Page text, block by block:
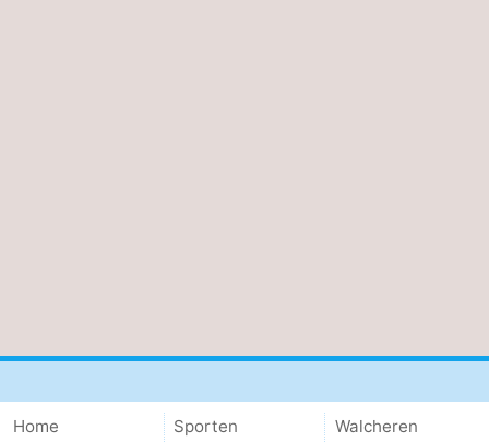
Home
Sporten
Walcheren